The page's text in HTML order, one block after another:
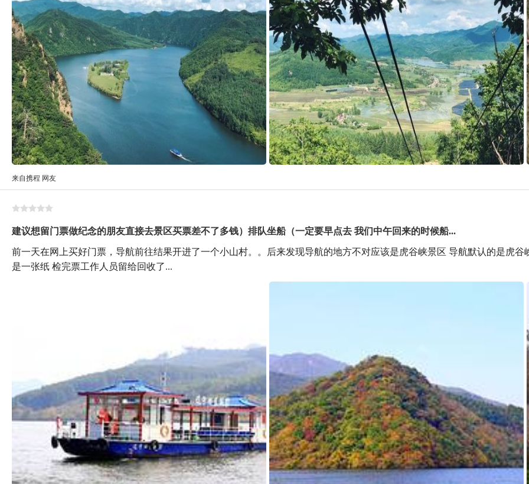
来自携程 网友
建议想留门票做纪念的朋友直接去景区买票差不了多钱）排队坐船（一定要早点去 我们中午回来的时候船...
前一天在网上买好门票，导航前往结果开进了一个小山村。。后来发现导航的地方不对应该是虎谷峡景区 导航默认的是虎
是一张纸 检完票工作人员留给回收了...